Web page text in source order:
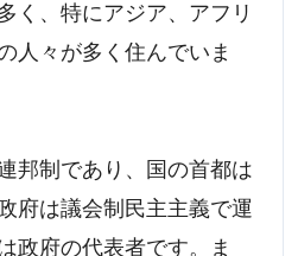
く、特にアジア、アフリ
人々が多く住んでいま
邦制であり、国の首都は
府は議会制民主主義で運
政府の代表者です。ま